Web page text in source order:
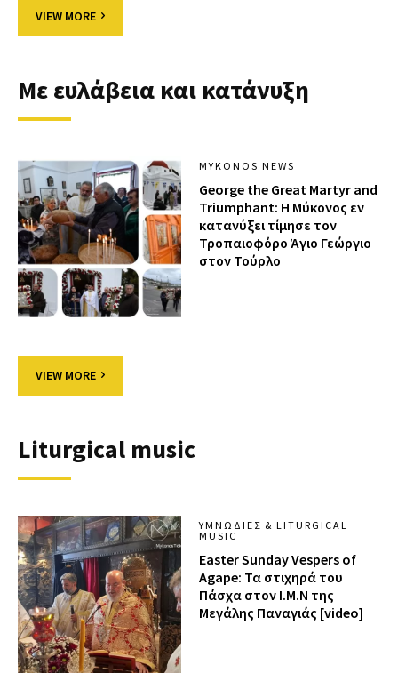
VIEW MORE
Με ευλάβεια και κατάνυξη
MYKONOS NEWS
George the Great Martyr and
Triumphant: Η Μύκονος εν
κατανύξει τίμησε τον
Τροπαιοφόρο Άγιο Γεώργιο
στον Τούρλο
VIEW MORE
Liturgical music
ΥΜΝΩΔΊΕΣ & LITURGICAL
MUSIC
Easter Sunday Vespers of
Agape: Τα στιχηρά του
Πάσχα στον Ι.Μ.Ν της
Μεγάλης Παναγιάς [video]